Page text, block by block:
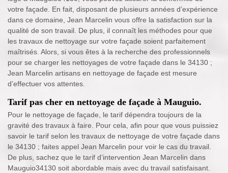
votre façade. En fait, disposant de plusieurs années d’expérience
dans ce domaine, Jean Marcelin vous offre la satisfaction sur la
qualité de son travail. De plus, il connaît les méthodes pour que
les travaux de nettoyage sur votre façade soient parfaitement
maîtrisés. Alors, si vous êtes à la recherche des professionnels
pour se charger les nettoyages de votre façade dans le 34130 ;
Jean Marcelin artisans en nettoyage de façade est mesure
d’effectuer vos attentes.
Tarif pas cher en nettoyage de façade à Mauguio.
Pour le nettoyage de façade, le tarif dépendra toujours de la
gravité des travaux à faire. Pour cela, afin pour que vous puissiez
savoir le tarif selon les travaux de nettoyage de votre façade dans
le 34130 ; faites appel Jean Marcelin pour voir le cas du travail.
De plus, sachez que le tarif d’intervention Jean Marcelin dans
Mauguio34130 soit abordable mais avec du travail satisfaisant.